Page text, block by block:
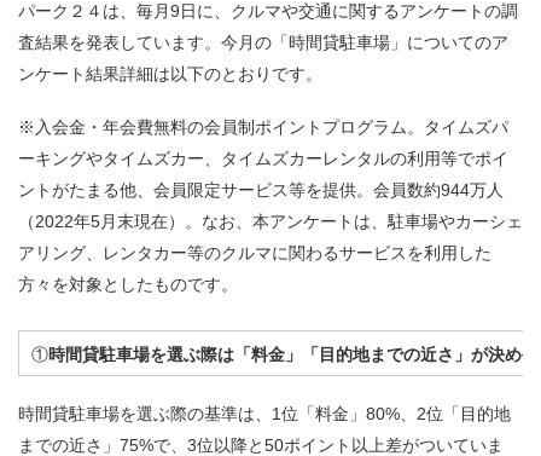
パーク２４は、毎月9日に、クルマや交通に関するアンケートの調
査結果を発表しています。今月の「時間貸駐車場」についてのア
ンケート結果詳細は以下のとおりです。
※入会金・年会費無料の会員制ポイントプログラム。タイムズパ
ーキングやタイムズカー、タイムズカーレンタルの利用等でポイ
ントがたまる他、会員限定サービス等を提供。会員数約944万人
（2022年5月末現在）。なお、本アンケートは、駐車場やカーシェ
アリング、レンタカー等のクルマに関わるサービスを利用した
方々を対象としたものです。
①時間貸駐車場を選ぶ際は「料金」「目的地までの近さ」が決め
時間貸駐車場を選ぶ際の基準は、1位「料金」80%、2位「目的地
までの近さ」75%で、3位以降と50ポイント以上差がついていま